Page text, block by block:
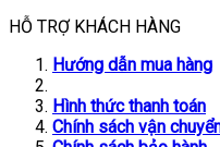
HỖ TRỢ KHÁCH HÀNG
Hướng dẫn mua hàng
Hình thức thanh toán
Chính sách vận